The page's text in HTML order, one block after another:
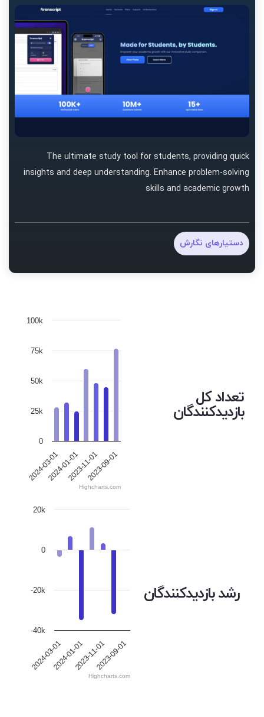
The ultimate study tool for students, providing quick
insights and deep understanding. Enhance problem-solving
skills and academic growth
دستیارهای نگارش
تعداد کل
بازدیدکنندگان
2024-03-012024-01-012023-11-012023-09-01
0
25k
50k
75k
100k
Highcharts.com
رشد بازدیدکنندگان
2024-03-012024-01-012023-11-012023-09-01
-40k
-20k
0
20k
Highcharts.com